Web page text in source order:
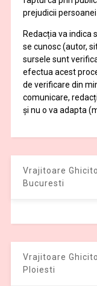
prejudicii
Redacția va indica
se cunosc (autor,
sursele sunt
efectua acest
de verificare din
comunicare,
și nu o va adapta
Vrajitoare
Bucuresti
Vrajitoare
Ploiesti